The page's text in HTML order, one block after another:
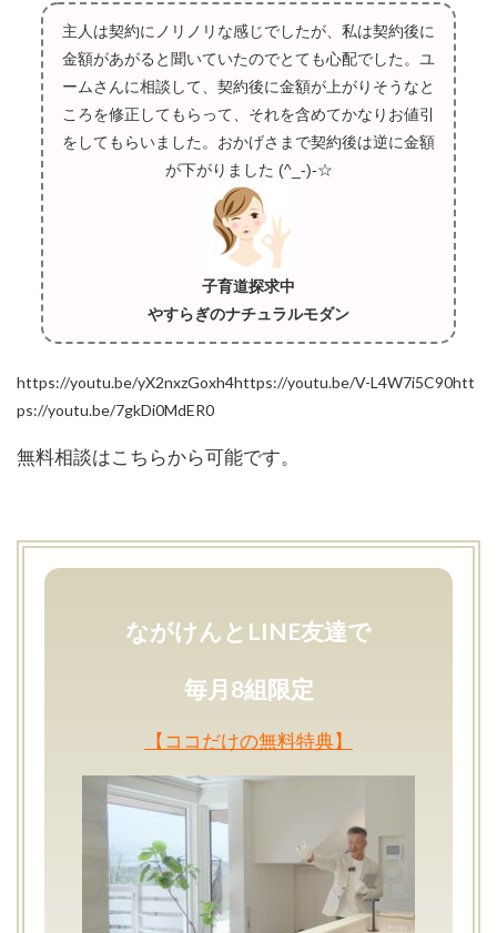
主人は契約にノリノリな感じでしたが、私は契約後に
金額があがると聞いていたのでとても心配でした。ユ
ームさんに相談して、契約後に金額が上がりそうなと
ころを修正してもらって、それを含めてかなりお値引
をしてもらいました。おかげさまで契約後は逆に金額
が下がりました (^_-)-☆
子育道探求中
やすらぎのナチュラルモダン
https://youtu.be/yX2nxzGoxh4https://youtu.be/V-L4W7i5C90htt
ps://youtu.be/7gkDi0MdER0
無料相談はこちらから可能です。
ながけんとLINE友達で
毎月8組限定
【ココだけの無料特典】